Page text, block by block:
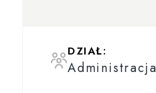
DZIAŁ: